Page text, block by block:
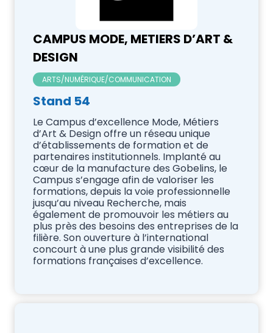
CAMPUS MODE, METIERS D’ART &
DESIGN
ARTS/NUMÉRIQUE/COMMUNICATION
Stand 54
Le Campus d’excellence Mode, Métiers
d’Art & Design offre un réseau unique
d’établissements de formation et de
partenaires institutionnels. Implanté au
cœur de la manufacture des Gobelins, le
Campus s’engage afin de valoriser les
formations, depuis la voie professionnelle
jusqu’au niveau Recherche, mais
également de promouvoir les métiers au
plus près des besoins des entreprises de la
filière. Son ouverture à l’international
concourt à une plus grande visibilité des
formations françaises d’excellence.